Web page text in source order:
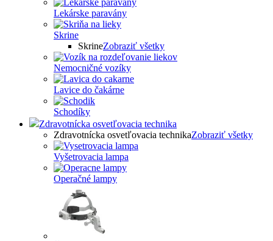
Lekárske paravány
Skrine
SkrineZobraziť všetky
Nemocničné vozíky
Lavice do čakárne
Schodíky
Zdravotnícka osvetľovacia technika
Zdravotnícka osvetľovacia technikaZobraziť všetky
Vyšetrovacia lampa
Operačné lampy